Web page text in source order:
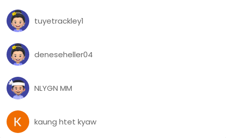
tuyetrackley1
deneseheller04
NLYGN MM
kaung htet kyaw